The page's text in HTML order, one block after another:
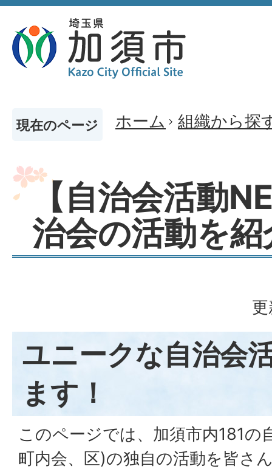
現在のページ ホーム 組織から探
【自治会活動
治会の活動を
ユニークな自治会
ます！
このページでは、加須市内181の
町内会、区)の独自の活動を皆さ